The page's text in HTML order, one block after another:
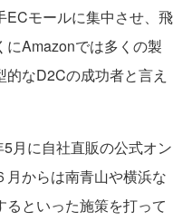
ECモールに集中させ、飛
にAmazonでは多くの製
なD2Cの成功者と言え
月に自社直販の公式オン
からは南青山や横浜な
といった施策を打って